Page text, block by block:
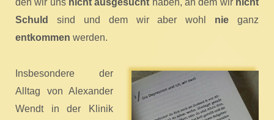
den wir uns nicht ausgesucht haben, an dem wir nicht
Schuld
sind und dem wir aber wohl nie ganz
entkommen werden.
Insbesondere der
Alltag von Alexander
Wendt in der Klinik